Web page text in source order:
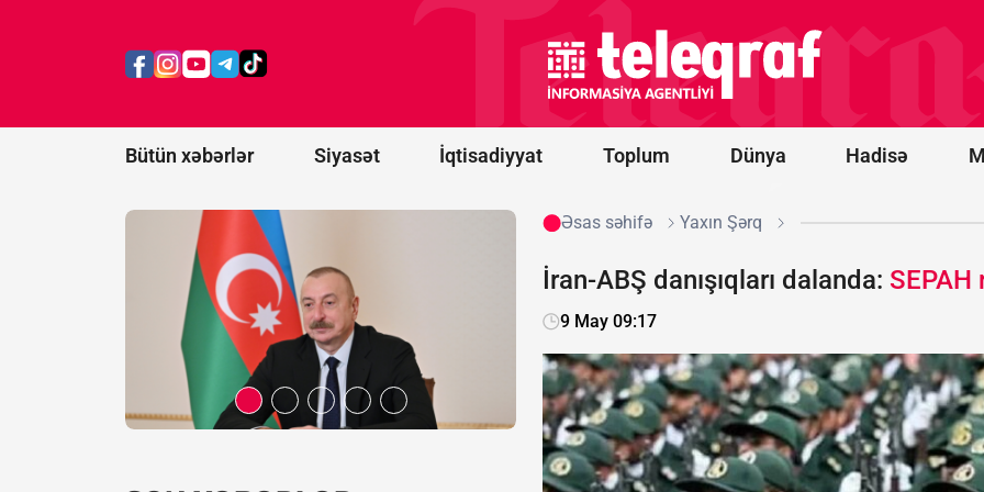
Bütün xəbərlər Siyasət İqtisadiyyat Toplum Dünya Hadisə
baxımından
kəsb edir
G20-yə
dəvətə görə
ABŞ
Prezidentinə
təşəkkür
Əsas səhifə Yaxın Şərq
İran-ABŞ danışıqları dalanda: SEPAH
9 May 09:17